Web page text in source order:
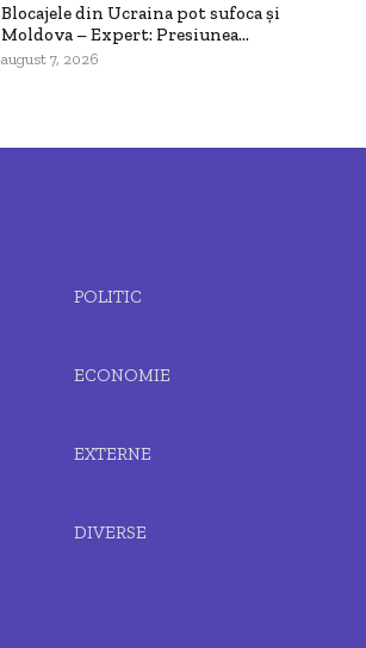
Blocajele din Ucraina pot sufoca și
Moldova – Expert: Presiunea...
august 7, 2026
POLITIC
ECONOMIE
EXTERNE
DIVERSE